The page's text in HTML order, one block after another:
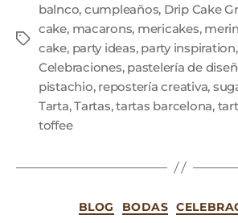
balnco, cumpleaños, Drip Cake
cake, macarons, mericakes,
cake, party ideas, party inspiration,
Celebraciones, pastelería de
pistachio, repostería creativa,
Tarta,Tartas,tartas barcelona,
toffee
BLOG BODAS